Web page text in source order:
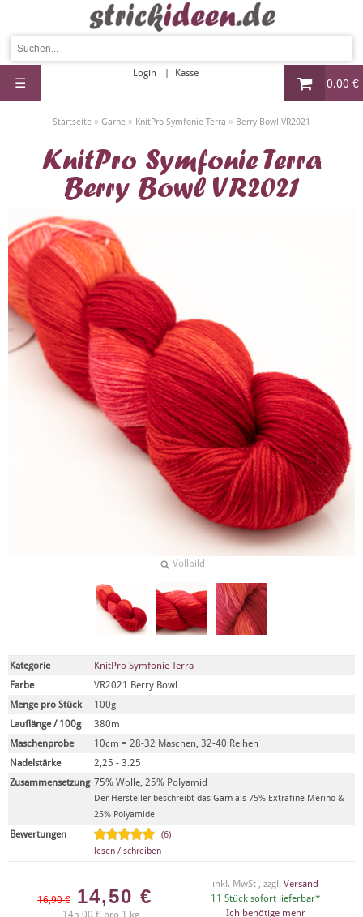
0,00 €
Login Kasse
☰
Startseite » Garne » KnitPro Symfonie Terra » Berry Bowl VR2021
KnitPro Symfonie Terra
Berry Bowl VR2021
Vollbild
Kategorie
KnitPro Symfonie Terra
Farbe
VR2021 Berry Bowl
Menge pro Stück
100g
Lauflänge / 100g
380m
Maschenprobe
10cm = 28-32 Maschen, 32-40 Reihen
Nadelstärke
2,25 - 3.25
Zusammensetzung 75% Wolle, 25% Polyamid
Der Hersteller beschreibt das Garn als 75% Extrafine Merino &
25% Polyamide
Bewertungen
(6)
lesen / schreiben
16,90 € 14,50 €
145,00 € pro 1 kg
inkl. MwSt , zzgl. Versand
11 Stück sofort lieferbar*
Ich benötige mehr